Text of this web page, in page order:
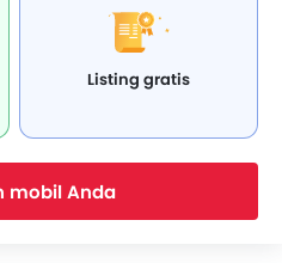
Listing gratis
mobil Anda